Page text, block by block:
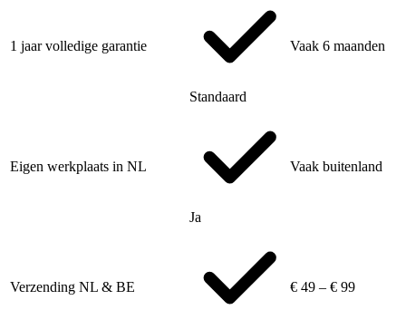
1 jaar volledige garantie
Standaard
Vaak 6 maanden
Eigen werkplaats in NL
Ja
Vaak buitenland
Verzending NL & BE € 49 – € 99